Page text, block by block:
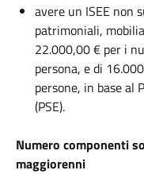
avere un ISEE non
patrimoniali,
22.000,00 € per i
persona, e di
persone, in base al
(PSE).
Numero componenti
maggiorenni